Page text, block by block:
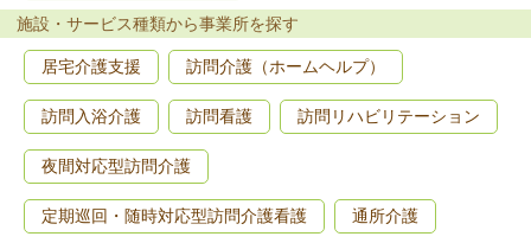
施設・サービス種類から事業所を探す
居宅介護支援 訪問介護（ホームヘルプ）
訪問入浴介護 訪問看護 訪問リハビリテーション
夜間対応型訪問介護
定期巡回・随時対応型訪問介護看護 通所介護